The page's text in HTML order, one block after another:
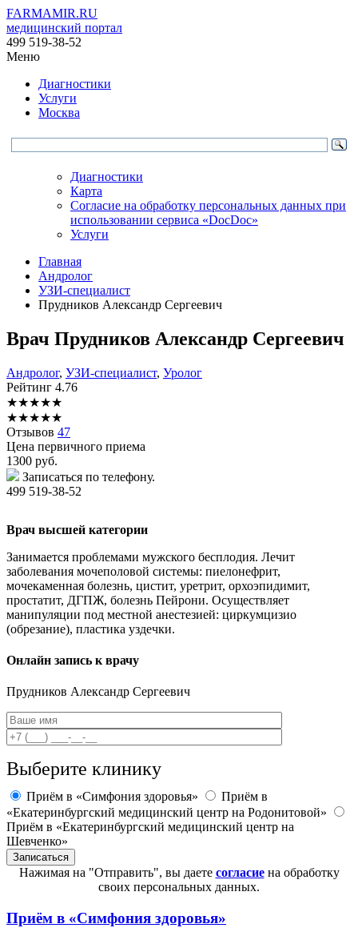
FARMAMIR.RU
медицинский портал
499 519-38-52
Меню
Диагностики
Услуги
Москва
Диагностики
Карта
Согласие на обработку персональных данных при
использовании сервиса «DocDoc»
Услуги
Главная
Андролог
УЗИ-специалист
Прудников Александр Сергеевич
Врач Прудников Александр Сергеевич
Андролог, УЗИ-специалист, Уролог
Рейтинг 4.76
★★★★★
★★★★★
Отзывов 47
Цена первичного приема
1300 руб.
Записаться по телефону.
499 519-38-52
Врач высшей категории
Занимается проблемами мужского бесплодия. Лечит
заболевания мочеполовой системы: пиелонефрит,
мочекаменная болезнь, цистит, уретрит, орхоэпидимит,
простатит, ДГПЖ, болезнь Пейрони. Осуществляет
манипуляции под местной анестезией: циркумцизио
(обрезание), пластика уздечки.
Онлайн запись к врачу
Прудников Александр Сергеевич
Выберите клинику
Приём в «Симфония здоровья»
Приём в
«Екатеринбургский медицинский центр на Родонитовой»
Приём в «Екатеринбургский медицинский центр на
Шевченко»
Нажимая на "Отправить", вы даете согласиена обработку
своих персональных данных.
Приём в «Симфония здоровья»